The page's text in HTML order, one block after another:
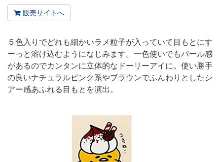
販売サイトへ
５色入りでどれも細かいラメ粒子が入っていて目もとにす
ーっと溶け込むようになじみます。一色使いでもパール感
があるのでカンタンに立体的なドーリーアイに。使い勝手
の良いナチュラルピンク系やブラウンでふんわりとしたシ
アー感あふれる目もとを演出。